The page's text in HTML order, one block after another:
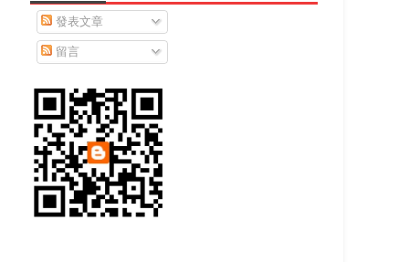
發表文章
留言